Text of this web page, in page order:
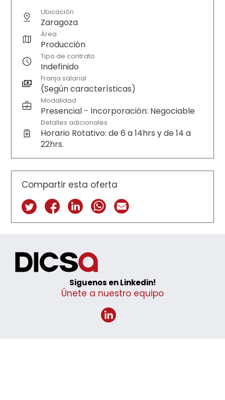
Ubicación
Zaragoza
Área
Producción
Tipo de contrato
Indefinido
Franja salarial
(Según características)
Modalidad
Presencial - Incorporación: Negociable
Detalles adicionales
Horario Rotativo: de 6 a 14hrs y de 14 a
22hrs.
Compartir esta oferta
Siguenos en Linkedin!
Únete a nuestro equipo